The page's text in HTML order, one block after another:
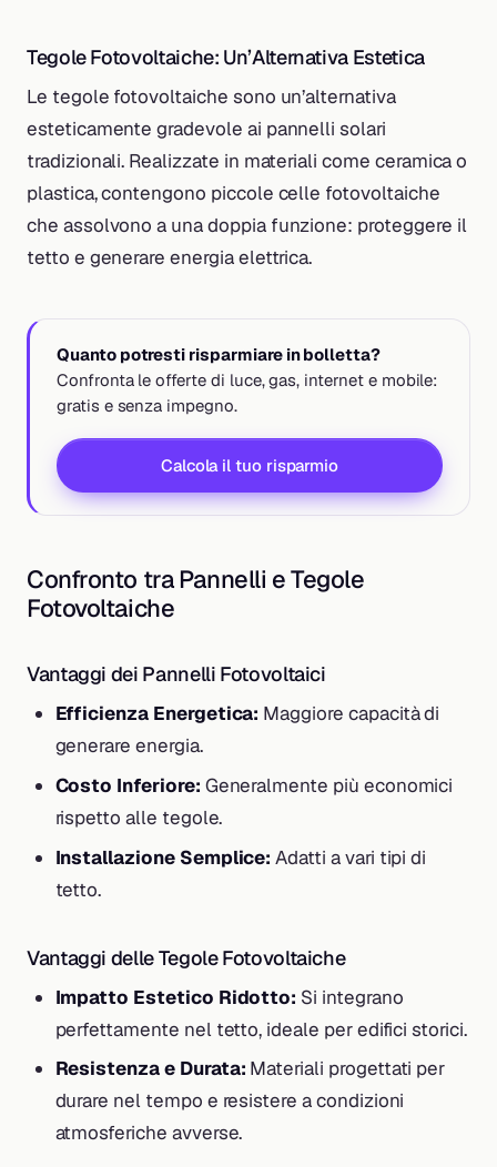
Tegole Fotovoltaiche: Un’Alternativa Estetica
Le tegole fotovoltaiche sono un’alternativa
esteticamente gradevole ai pannelli solari
tradizionali. Realizzate in materiali come ceramica o
plastica, contengono piccole celle fotovoltaiche
che assolvono a una doppia funzione: proteggere il
tetto e generare energia elettrica.
Quanto potresti risparmiare in bolletta?
Confronta le offerte di luce, gas, internet e mobile:
gratis e senza impegno.
Calcola il tuo risparmio
Confronto tra Pannelli e Tegole
Fotovoltaiche
Vantaggi dei Pannelli Fotovoltaici
Efficienza Energetica: Maggiore capacità di
generare energia.
Costo Inferiore: Generalmente più economici
rispetto alle tegole.
Installazione Semplice: Adatti a vari tipi di
tetto.
Vantaggi delle Tegole Fotovoltaiche
Impatto Estetico Ridotto: Si integrano
perfettamente nel tetto, ideale per edifici storici.
Resistenza e Durata: Materiali progettati per
durare nel tempo e resistere a condizioni
atmosferiche avverse.